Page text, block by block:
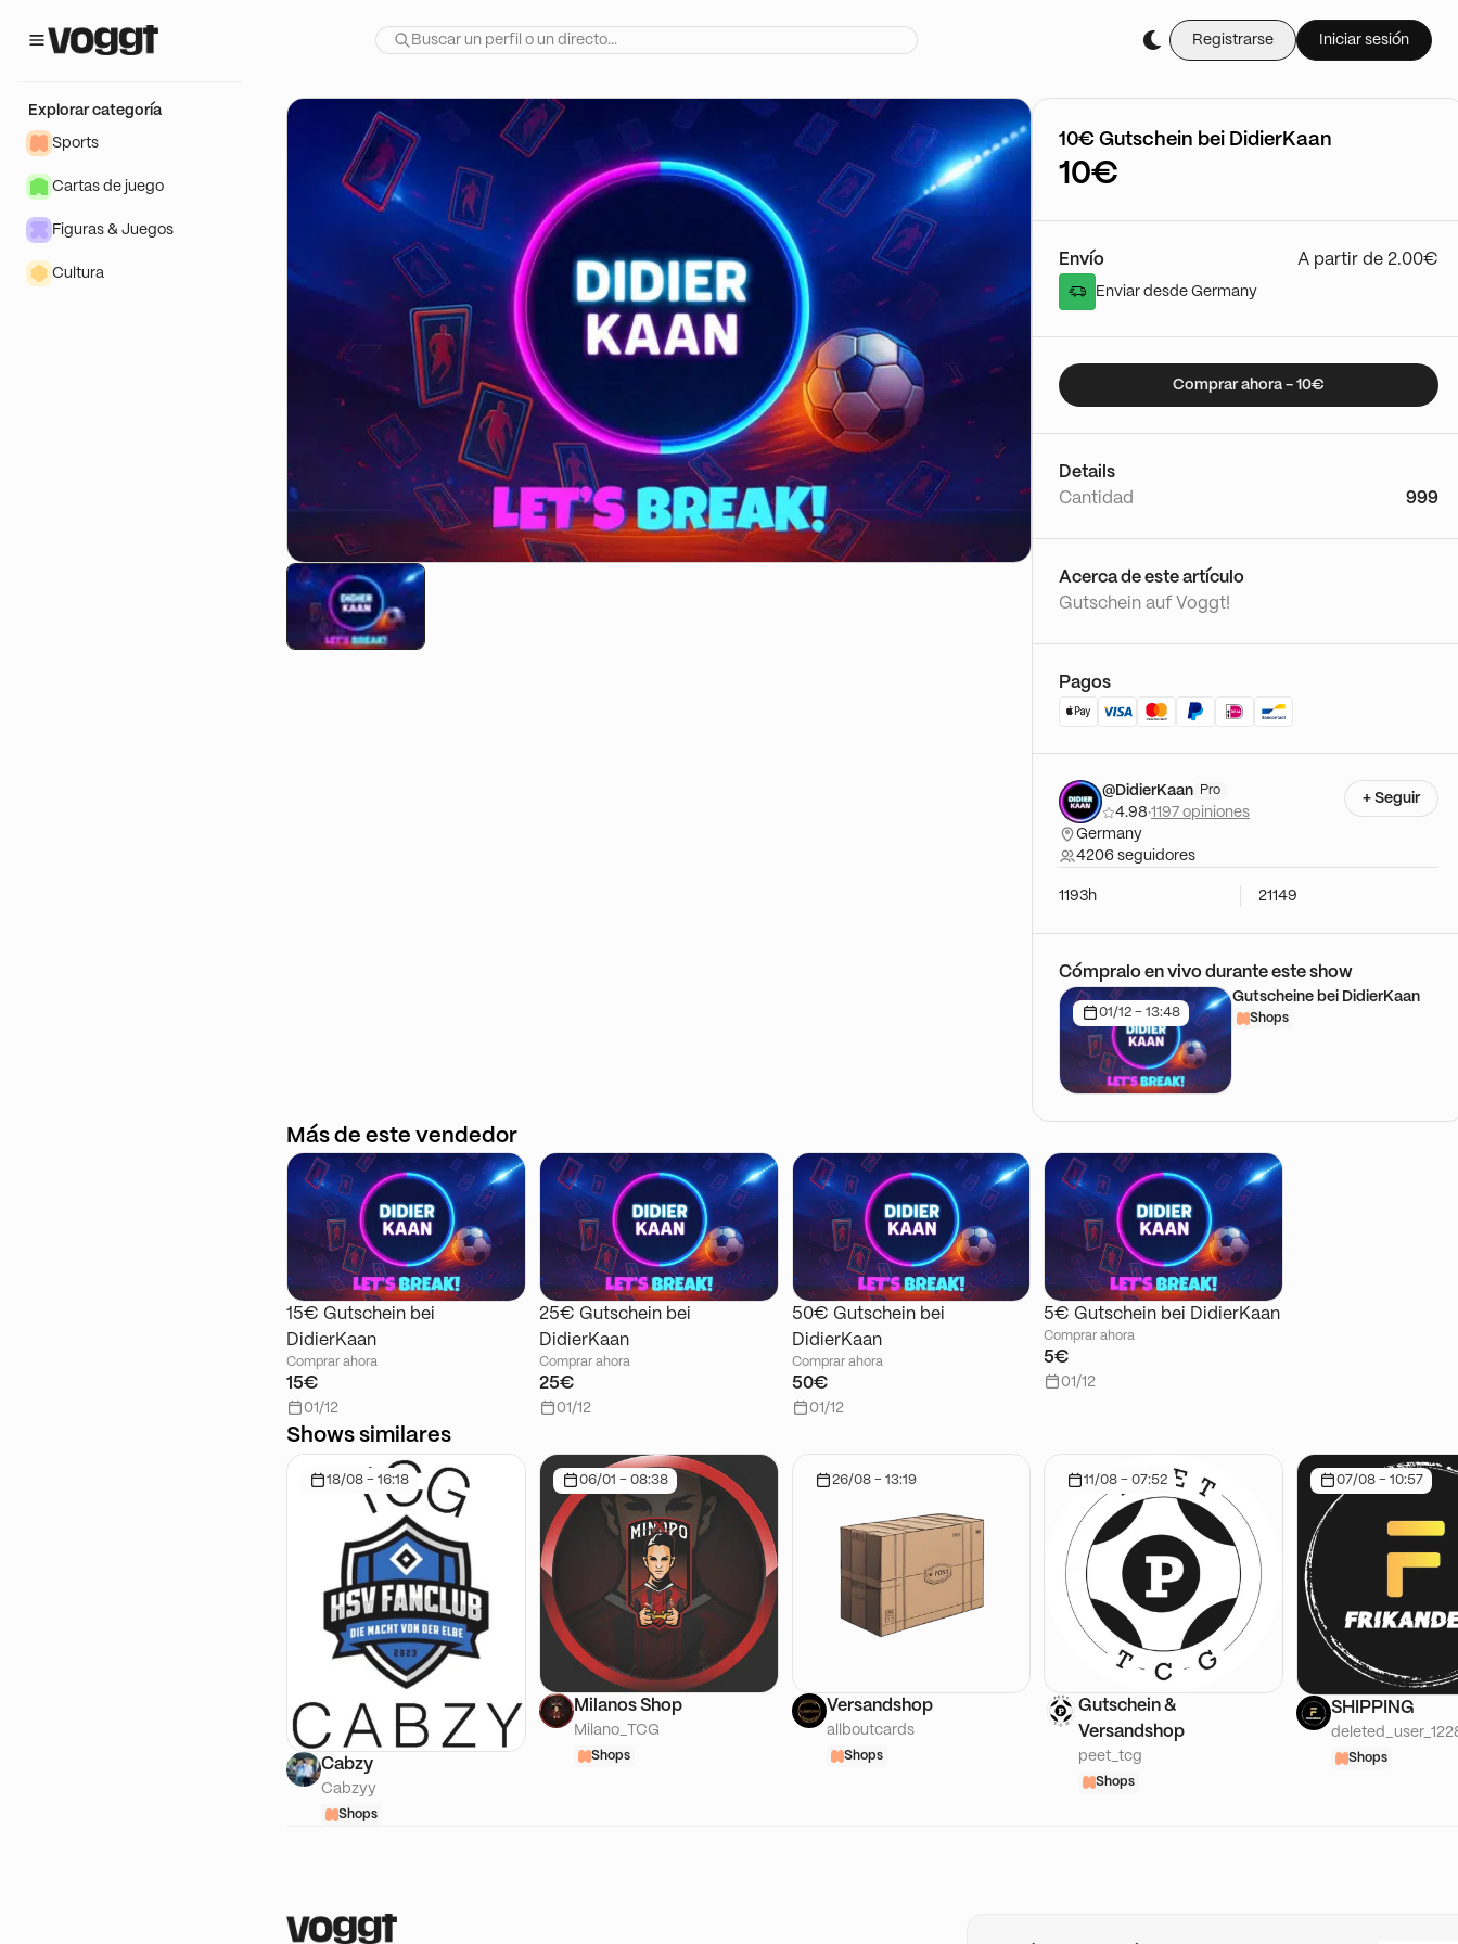
Registrarse Iniciar sesión
Explorar categoría
Sports
Cartas de juego
Figuras & Juegos
Cultura
show:
Cómpralo en vivo
01/12 - 13:48
10€ Gutschein bei DidierKaan
10€
Envío A partir de 2.00€
Enviar desde Germany
Comprar ahora - 10€
Details
Cantidad
999
Acerca de este artículo
Gutschein auf Voggt!
Pagos
@DidierKaan Pro
4.98·1197 opiniones
Germany
4206 seguidores
+ Seguir
1193h 21149
Cómpralo en vivo durante este show
01/12 - 13:48
Gutscheine bei DidierKaan
Shops
Más de este vendedor
15€ Gutschein bei
DidierKaan
Comprar ahora
15€
01/12
25€ Gutschein bei
DidierKaan
Comprar ahora
25€
01/12
50€ Gutschein bei
DidierKaan
Comprar ahora
50€
01/12
5€ Gutschein bei DidierKaan
Comprar ahora
5€
01/12
Shows similares
18/08 - 16:18
Cabzy
Cabzyy
Shops
06/01 - 08:38
Milanos Shop
Milano_TCG
Shops
26/08 - 13:19
Versandshop
allboutcards
Shops
11/08 - 07:52
Gutschein &
Versandshop
peet_tcg
Shops
07/08 - 10:57
SHIPPING
Shops